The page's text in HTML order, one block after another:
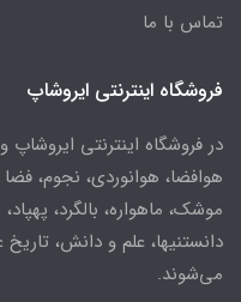
تماس با ما
فروشگاه اینترنتی ایروشاپ
در فروشگاه اینترنتی
هوافضا، هوانوردی، نجوم،
موشک، ماهواره، بالگرد،
دانستنیها، علم و دانش،
می‌شوند.